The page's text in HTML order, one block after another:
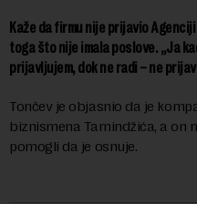
Kaže da firmu nije prijavio
toga što nije imala poslove. „Ja
prijavljujem, dok ne radi – ne
Tončev je objasnio da je
biznismena Tamindžića, a on
pomogli da je osnuje.